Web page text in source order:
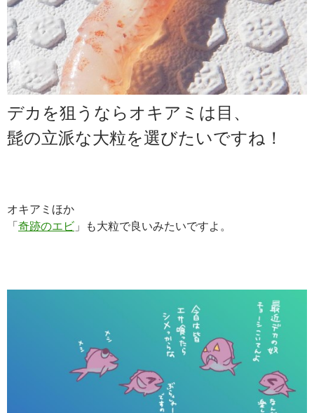
デカを狙うならオキアミは目、
髭の立派な大粒を選びたいですね！
オキアミほか
「奇跡のエビ 」も大粒で良いみたいですよ。